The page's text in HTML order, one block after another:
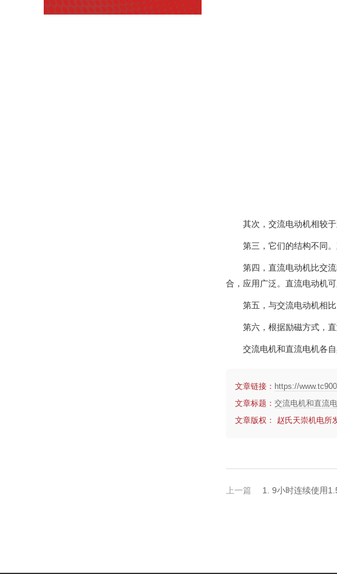
其次，交流电动机相较
第三，它们的结构不同
第四，直流电动机比交
合，应用广泛。直流电动机
第五，与交流电动机相
第六，根据励磁方式，
交流电机和直流电机各
文章链接： https://
文章标题： 交流电机和直流
文章版权： 赵氏天崇机电所
上一篇 1. 9小时连续使用